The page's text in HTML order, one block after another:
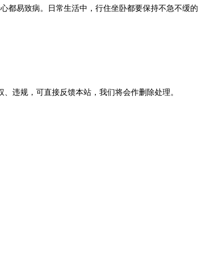
都易致病。日常生活中，行住坐卧都要保持不急不缓的
违规，可直接反馈本站，我们将会作删除处理。